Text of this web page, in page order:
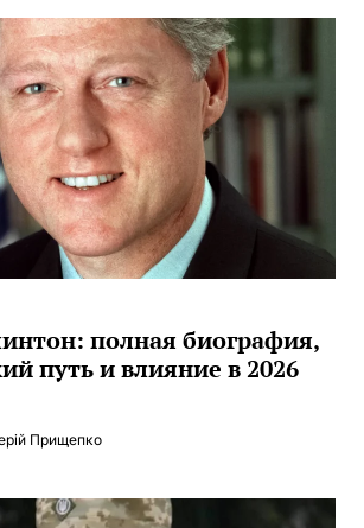
полная биография,
путь и влияние в 2026
Прищепко